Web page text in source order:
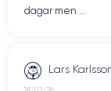
dagar men ...
Lars